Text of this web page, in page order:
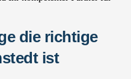
die richtige
ist